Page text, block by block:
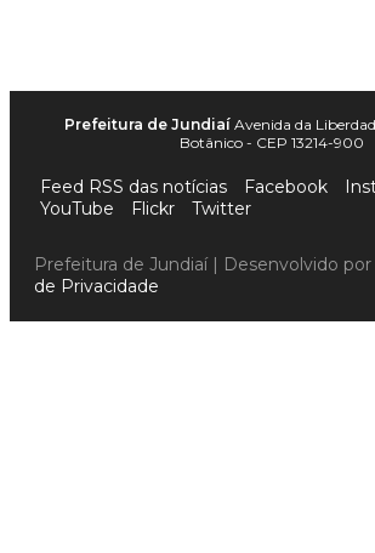
Prefeitura de Jundiaí Avenida da
Botânico - CEP 13214-900
Feed RSS das notícias Facebook
YouTube
Flickr Twitter
Prefeitura de Jundiaí | Desenvolvido por
de Privacidade